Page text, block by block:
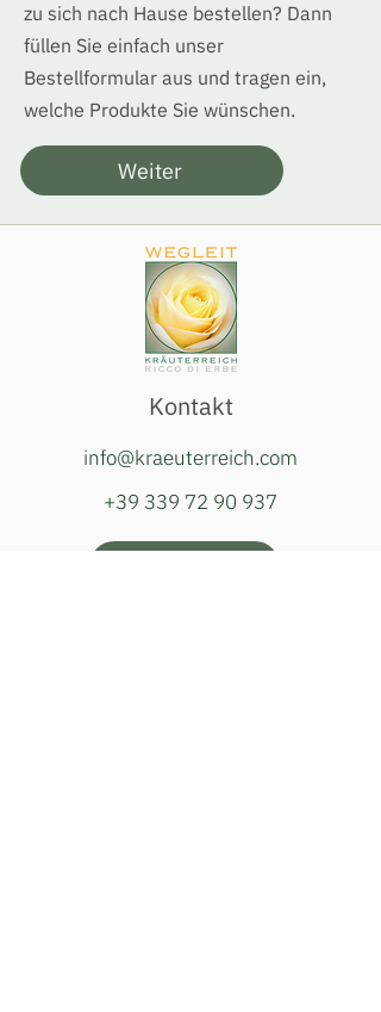
zu sich nach Hause bestellen? Dann
füllen Sie einfach unser
Bestellformular aus und tragen ein,
welche Produkte Sie wünschen.
Weiter
Kontakt
info@kraeuterreich.com
+39 339 72 90 937